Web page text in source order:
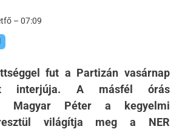
– 07:09
fut a Partizán vasárnap
interjúja. A másfél órás
Magyar Péter a kegyelmi
világítja meg a NER